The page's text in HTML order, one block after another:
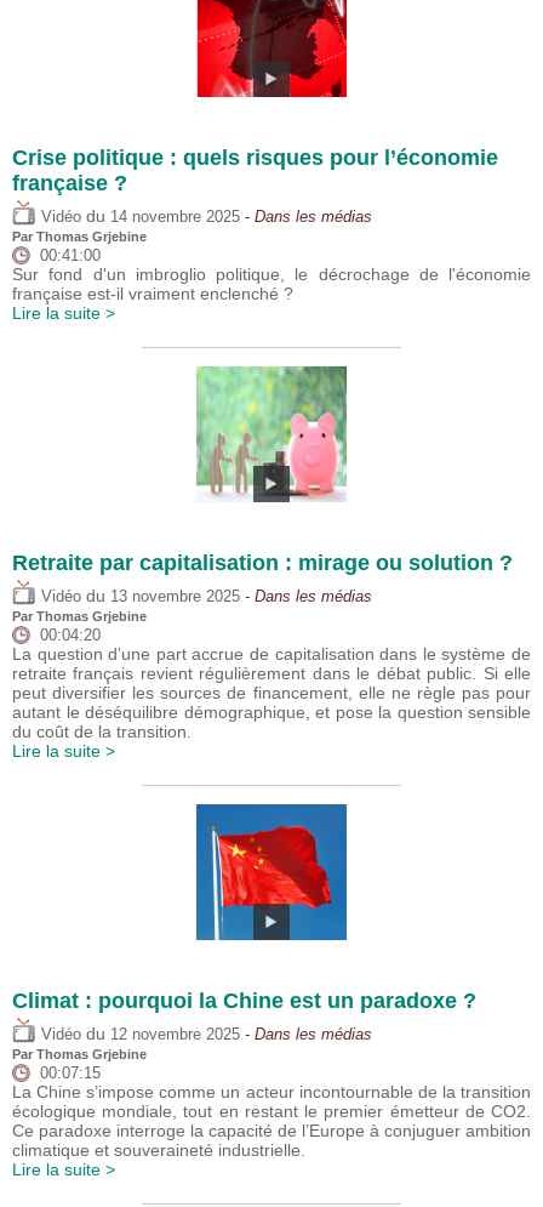
Crise politique : quels risques pour l’économie
française ?
Vidéo du 14 novembre 2025 - Dans les médias
Par Thomas Grjebine
00:41:00
Sur fond d'un imbroglio politique, le décrochage de l'économie
française est-il vraiment enclenché ?
Lire la suite >
Retraite par capitalisation : mirage ou solution ?
Vidéo du 13 novembre 2025 - Dans les médias
Par Thomas Grjebine
00:04:20
La question d’une part accrue de capitalisation dans le système de
retraite français revient régulièrement dans le débat public. Si elle
peut diversifier les sources de financement, elle ne règle pas pour
autant le déséquilibre démographique, et pose la question sensible
du coût de la transition.
Lire la suite >
Climat : pourquoi la Chine est un paradoxe ?
Vidéo du 12 novembre 2025 - Dans les médias
Par Thomas Grjebine
00:07:15
La Chine s’impose comme un acteur incontournable de la transition
écologique mondiale, tout en restant le premier émetteur de CO2.
Ce paradoxe interroge la capacité de l’Europe à conjuguer ambition
climatique et souveraineté industrielle.
Lire la suite >